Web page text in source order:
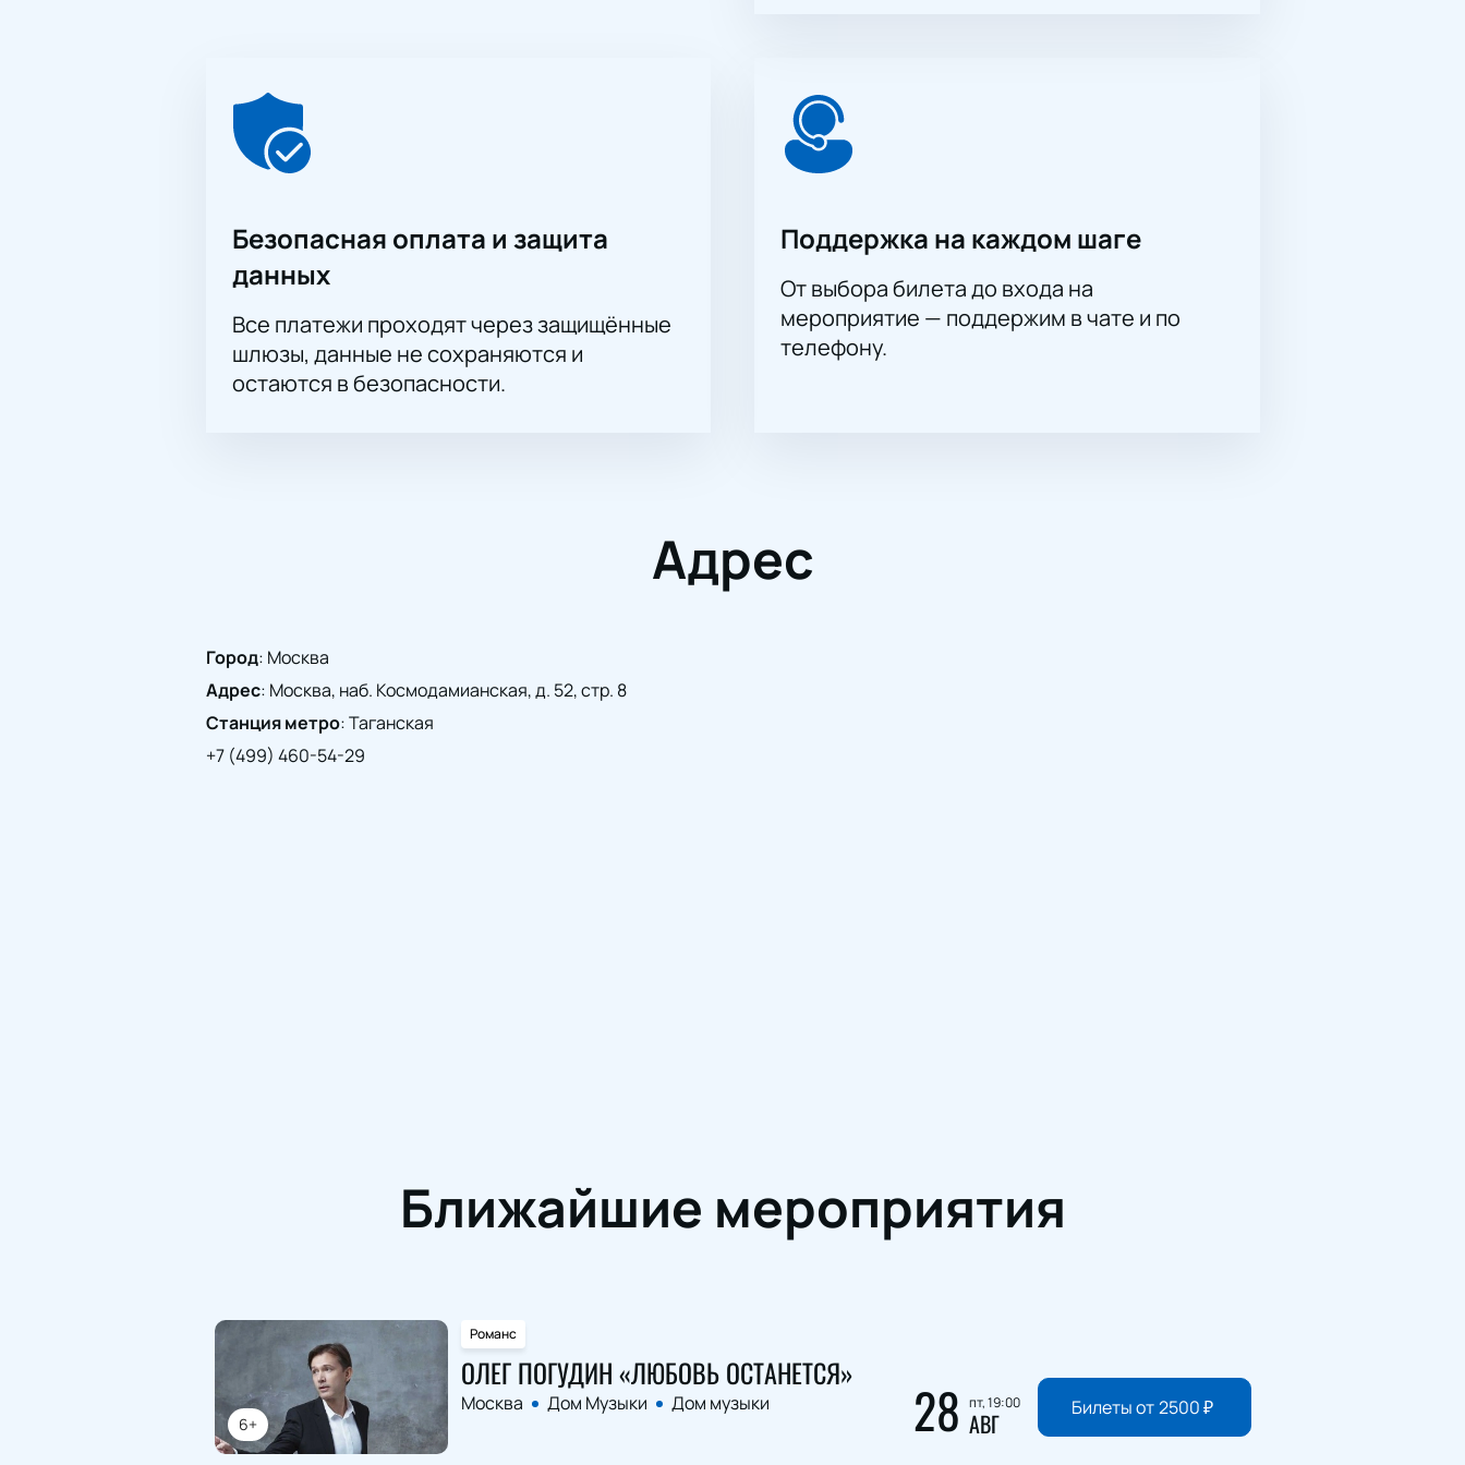
Безопасная оплата и защита
данных
Все платежи проходят через защищённые
шлюзы, данные не сохраняются и
остаются в безопасности.
Поддержка на каждом шаге
От выбора билета до входа на
мероприятие — поддержим в чате и по
телефону.
Адрес
Город: Москва
Адрес: Москва, наб. Космодамианская, д. 52, стр. 8
Станция метро:Таганская
+7 (499) 460-54-29
Ближайшие мероприятия
6+
Романс
ОЛЕГ ПОГУДИН «ЛЮБОВЬ ОСТАНЕТСЯ»
Москва Дом Музыки Дом музыки 28 пт, 19:00
АВГ Билеты от 2500₽